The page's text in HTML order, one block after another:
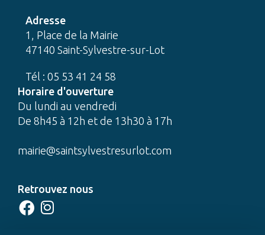
Adresse
1, Place de la Mairie
47140 Saint-Sylvestre-sur-Lot
Tél : 05 53 41 24 58
Horaire d'ouverture
Du lundi au vendredi
De 8h45 à 12h et de 13h30 à 17h
mairie@saintsylvestresurlot.com
Retrouvez nous